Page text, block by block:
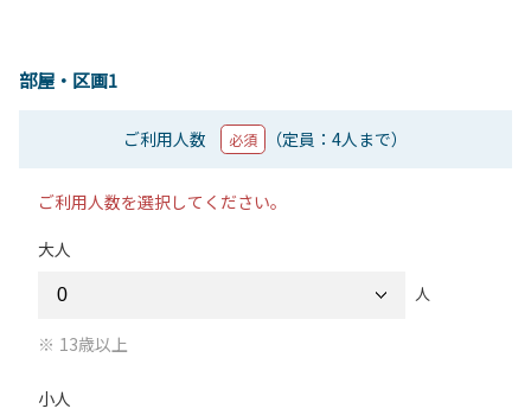
部屋・区画1
ご利用人数 必須 （定員：4人まで）
ご利用人数を選択してください。
大人
人
13歳以上
小人